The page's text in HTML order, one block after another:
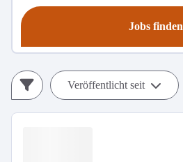
Jobs finden
Veröffentlicht seit